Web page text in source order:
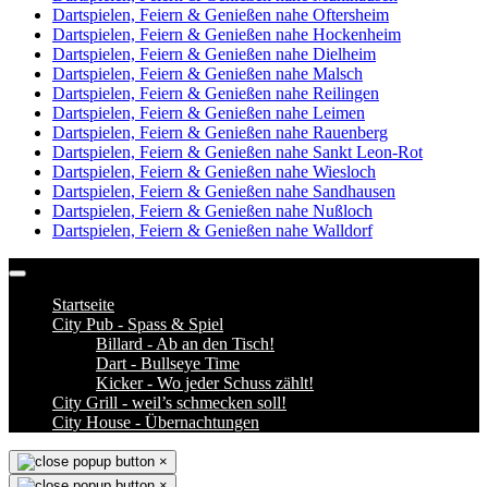
Dartspielen, Feiern & Genießen nahe Oftersheim
Dartspielen, Feiern & Genießen nahe Hockenheim
Dartspielen, Feiern & Genießen nahe Dielheim
Dartspielen, Feiern & Genießen nahe Malsch
Dartspielen, Feiern & Genießen nahe Reilingen
Dartspielen, Feiern & Genießen nahe Leimen
Dartspielen, Feiern & Genießen nahe Rauenberg
Dartspielen, Feiern & Genießen nahe Sankt Leon-Rot
Dartspielen, Feiern & Genießen nahe Wiesloch
Dartspielen, Feiern & Genießen nahe Sandhausen
Dartspielen, Feiern & Genießen nahe Nußloch
Dartspielen, Feiern & Genießen nahe Walldorf
Startseite
City Pub - Spass & Spiel
Billard - Ab an den Tisch!
Dart - Bullseye Time
Kicker - Wo jeder Schuss zählt!
City Grill - weil’s schmecken soll!
City House - Übernachtungen
×